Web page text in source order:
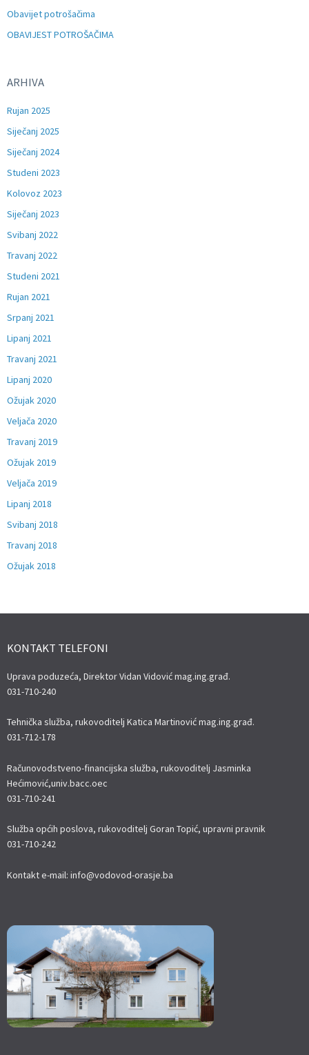
Obavijet potrošačima
OBAVIJEST POTROŠAČIMA
ARHIVA
Rujan 2025
Siječanj 2025
Siječanj 2024
Studeni 2023
Kolovoz 2023
Siječanj 2023
Svibanj 2022
Travanj 2022
Studeni 2021
Rujan 2021
Srpanj 2021
Lipanj 2021
Travanj 2021
Lipanj 2020
Ožujak 2020
Veljača 2020
Travanj 2019
Ožujak 2019
Veljača 2019
Lipanj 2018
Svibanj 2018
Travanj 2018
Ožujak 2018
KONTAKT TELEFONI
Uprava poduzeća, Direktor Vidan Vidović mag.ing.građ.
031-710-240
Tehnička služba, rukovoditelj Katica Martinović mag.ing.građ.
031-712-178
Računovodstveno-financijska služba, rukovoditelj Jasminka
Hećimović,univ.bacc.oec
031-710-241
Služba općih poslova, rukovoditelj Goran Topić, upravni pravnik
031-710-242
Kontakt e-mail: info@vodovod-orasje.ba